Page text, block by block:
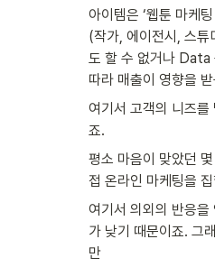
아이템은 ‘웹툰 마케
(작가, 에이전시, 스튜
도 할 수 없거나 Data
따라 매출이 영향을
여기서 고객의 니즈
죠.
평소 마음이 맞았던
접 온라인 마케팅을
여기서 의외의 반응
가 낮기 때문이죠. 그
만